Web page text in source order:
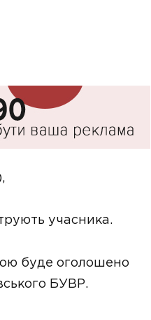
учасника.
буде оголошено
БУВР.